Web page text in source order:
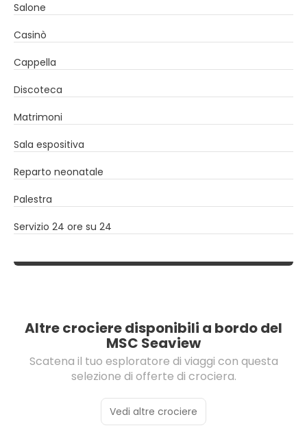
Salone
Casinò
Cappella
Discoteca
Matrimoni
Sala espositiva
Reparto neonatale
Palestra
Servizio 24 ore su 24
Altre crociere disponibili a bordo del
MSC Seaview
Scatena il tuo esploratore di viaggi con questa
selezione di offerte di crociera.
Vedi altre crociere